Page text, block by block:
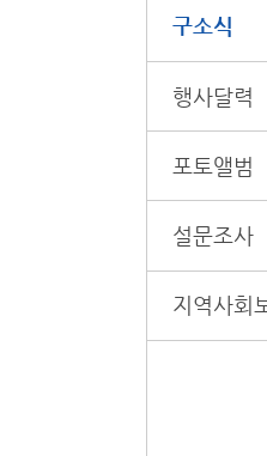
구소식
행사달력
포토앨범
설문조사
지역사회